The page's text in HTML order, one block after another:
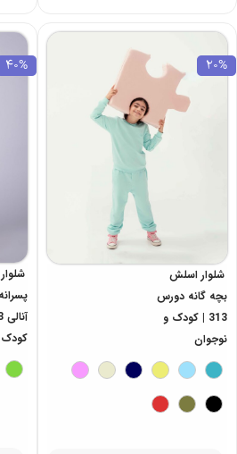
20%
شلوار اسلش
بچه گانه دورس
313 | کودک و
نوجوان
40%
کودک